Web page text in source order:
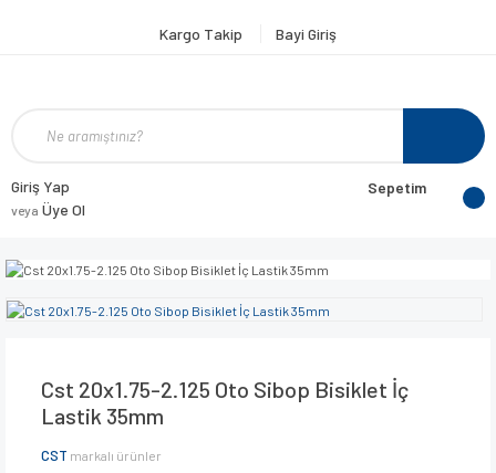
Kargo Takip Bayi Giriş
Giriş Yap
veya Üye Ol
Sepetim
Cst 20x1.75-2.125 Oto Sibop Bisiklet İç
Lastik 35mm
CST markalı ürünler